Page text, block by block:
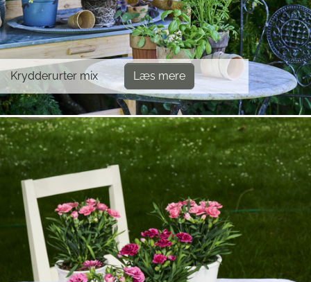
Krydderurter mix Læs mere